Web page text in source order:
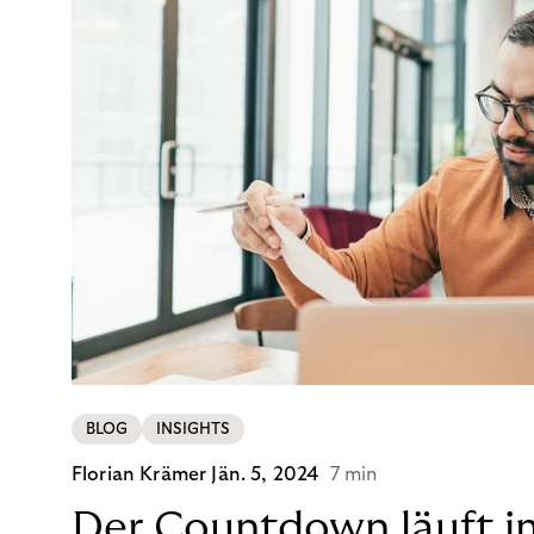
BLOG INSIGHTS
Florian Krämer Jän. 5, 2024 7 min